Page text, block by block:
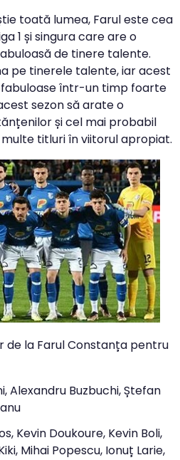
toată lumea, Farul este cea
1 și singura care are o
de tinere talente.
pe tinerele talente, iar acest
într-un timp foarte
sezon să arate o
și cel mai probabil
titluri în viitorul apropiat.
de la Farul Constanța pentru
Alexandru Buzbuchi, Ștefan
Kevin Doukoure, Kevin Boli,
Mihai Popescu, Ionuț Larie,